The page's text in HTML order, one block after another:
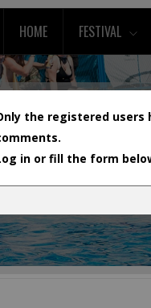
HOME FESTIVAL
the registered
in or fill the form